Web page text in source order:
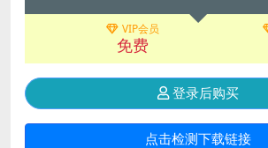
VIP会员
免费
登录后购买
点击检测下载链接